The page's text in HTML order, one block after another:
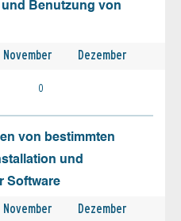
Benutzung von
November Dezember
0
von bestimmten
und
Software
November Dezember